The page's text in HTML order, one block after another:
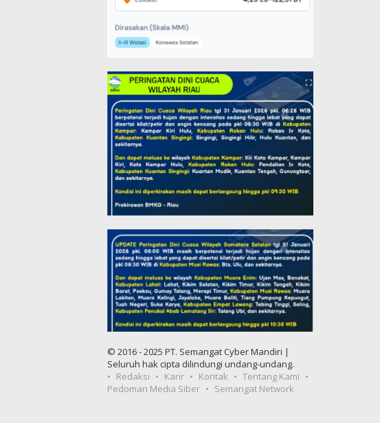
© 2016 - 2025 PT. Semangat Cyber Mandiri |
Seluruh hak cipta dilindungi undang-undang.
Redaksi
Karir Kontak
Tentang Kami
Pedoman Media Siber
Semangat Network